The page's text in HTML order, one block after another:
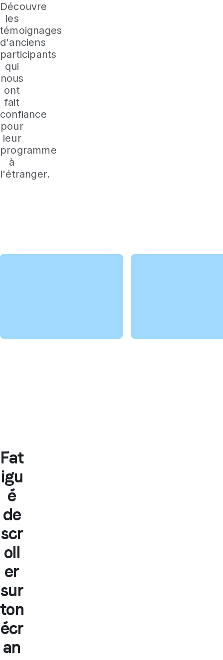
Découvre
les
témoignages
d'anciens
participants
qui
nous
ont
fait
confiance
pour
leur
programme
à
l'étranger.
Fat
igu
é
de
scr
oll
er
sur
ton
écr
an